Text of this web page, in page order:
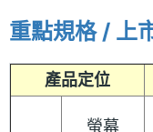
重點規格 / 上
產品定位
螢幕